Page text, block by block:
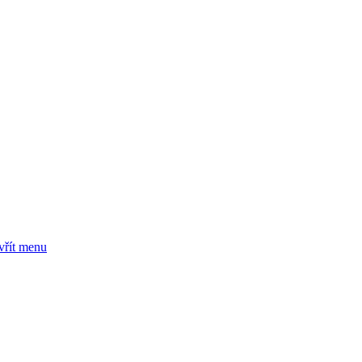
menu